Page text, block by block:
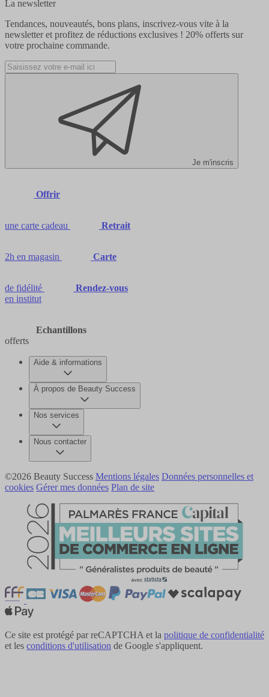
La newsletter
Tendances, nouveautés, bons plans, inscrivez-vous vite à la
newsletter et profitez de réductions exclusives ! 20% offerts sur
votre prochaine commande.
Je m'inscris
Offrir
une carte cadeau Retrait
2h en magasin Carte
de fidélité
Rendez-vous
en institut
Echantillons
offerts
Aide & informations
À propos de Beauty Success
Nos services
Nous contacter
©2026 Beauty Success Mentions légales Données personnelles et
cookies Gérer mes données Plan de site
Ce site est protégé par reCAPTCHA et la politique de confidentialité
et les conditions d'utilisation de Google s'appliquent.